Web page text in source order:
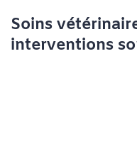
Soins
interventions